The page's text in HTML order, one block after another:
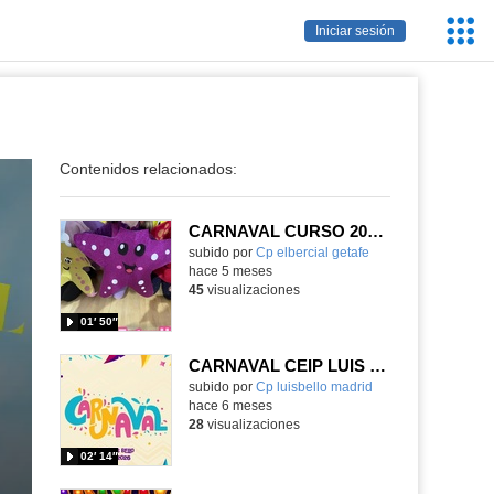
Iniciar sesión
Contenidos relacionados:
CARNAVAL CURSO 2025-26
Contenido educativo.
subido por Cp elbercial getafe
01′ 50″
hace 5 meses
45visualizaciones
CARNAVAL CEIP LUIS BELLO 2025-2026
subido por Cp luisbello madrid
02′ 14″
hace 6 meses
28visualizaciones